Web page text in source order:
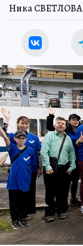
Ника СВЕТЛОВА